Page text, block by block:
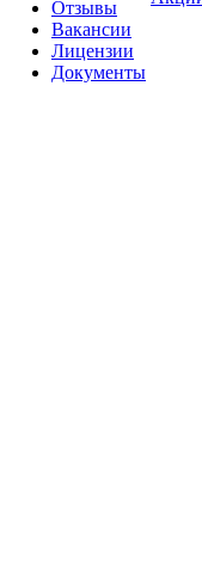
Отзывы
Вакансии
Лицензии
Документы